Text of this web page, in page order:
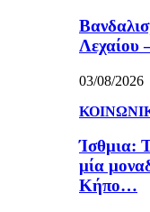
Λεχαίου
03/08/2026
Ίσθμια:
μία
Κήπο…